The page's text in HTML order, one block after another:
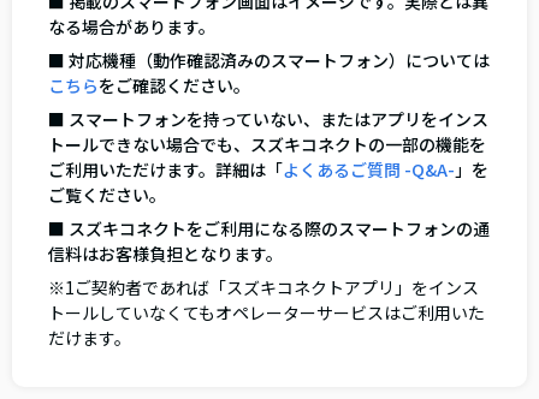
なる場合があります。
■ 対応機種（動作確認済みのスマートフォン）については
こちらをご確認ください。
■ スマートフォンを持っていない、またはアプリをインス
トールできない場合でも、スズキコネクトの一部の機能を
ご利用いただけます。詳細は「よくあるご質問 -Q&A-」を
ご覧ください。
■ スズキコネクトをご利用になる際のスマートフォンの通
信料はお客様負担となります。
※1ご契約者であれば「スズキコネクトアプリ」をインス
トールしていなくてもオペレーターサービスはご利用いた
だけます。